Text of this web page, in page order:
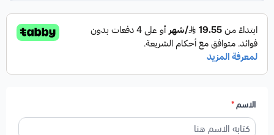
متوفر اكثر من لون للكتابه
( ذهبي - اسود - فضي - وردي - ازرق - احمر - حفر بدون لون)
الاسم*